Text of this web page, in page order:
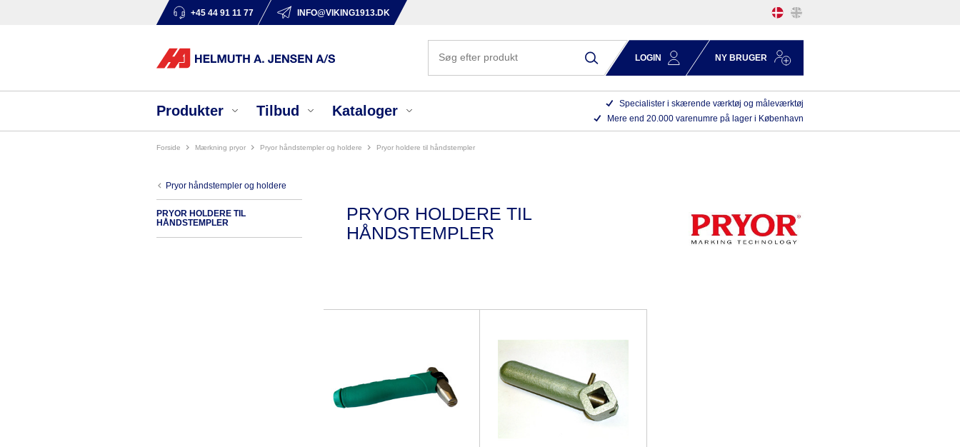
+45 44 91 11 77 INFO@VIKING1913.DK
LOGIN NY BRUGER
Produkter Tilbud Kataloger
Specialister i skærende værktøj og måleværktøj
Mere end 20.000 varenumre på lager i København
Forside mærkning pryor pryor håndstempler og holdere pryor holdere til håndstempler
pryor håndstempler og holdere
PRYOR HOLDERE TIL
HÅNDSTEMPLER
PRYOR HOLDERE TIL
HÅNDSTEMPLER